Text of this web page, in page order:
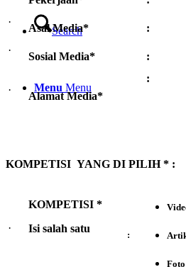
Search
Menu Menu
·
Asal Media*
:
·
Sosial Media* :
·
Alamat Media*
:
KOMPETISI YANG DI PILIH * :
·
KOMPETISI *
Isi salah satu
: